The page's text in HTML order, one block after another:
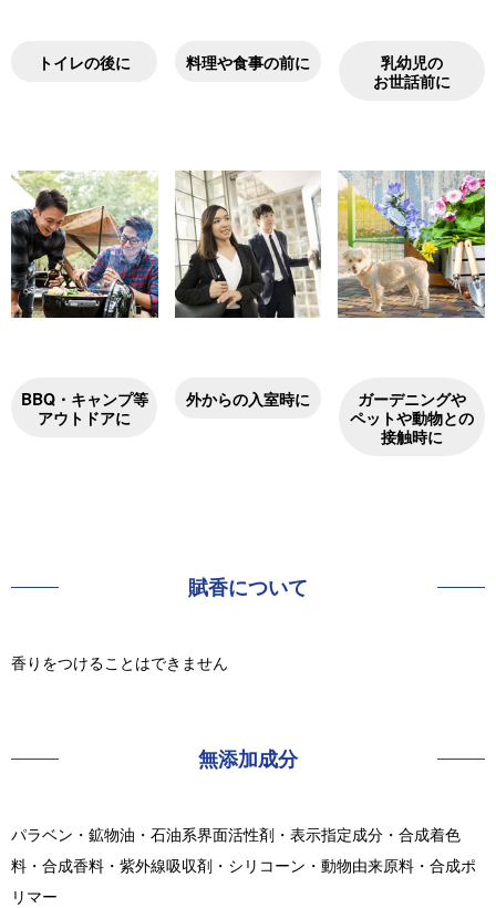
トイレの後に 料理や食事の前に
乳幼児の
お世話前に
BBQ・キャンプ等
アウトドアに
外からの入室時に
ガーデニングや
ペットや動物との
接触時に
賦香について
香りをつけることはできません
無添加成分
パラベン・鉱物油・石油系界面活性剤・表示指定成分・合成着色
料・合成香料・紫外線吸収剤・シリコーン・動物由来原料・合成ポ
リマー